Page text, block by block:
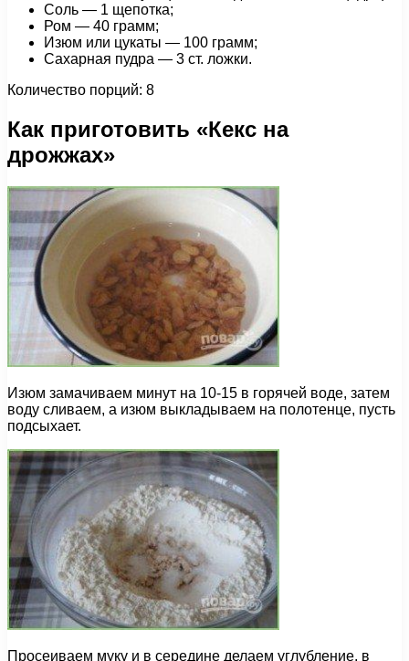
Соль — 1 щепотка;
Ром — 40 грамм;
Изюм или цукаты — 100 грамм;
Сахарная пудра — 3 ст. ложки.
Количество порций: 8
Как приготовить «Кекс на
дрожжах»
Изюм замачиваем минут на 10-15 в горячей воде, затем
воду сливаем, а изюм выкладываем на полотенце, пусть
подсыхает.
Просеиваем муку и в середине делаем углубление, в